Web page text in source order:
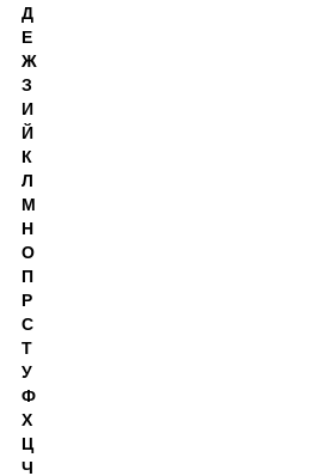
Д
Е
Ж
З
И
Й
К
Л
М
Н
О
П
Р
С
Т
У
Ф
Х
Ц
Ч